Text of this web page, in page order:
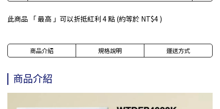
此商品 「 最高 」可以折抵紅利 4點 (約等於 NT$4 )
商品介紹 規格說明 運送方式
商品介紹